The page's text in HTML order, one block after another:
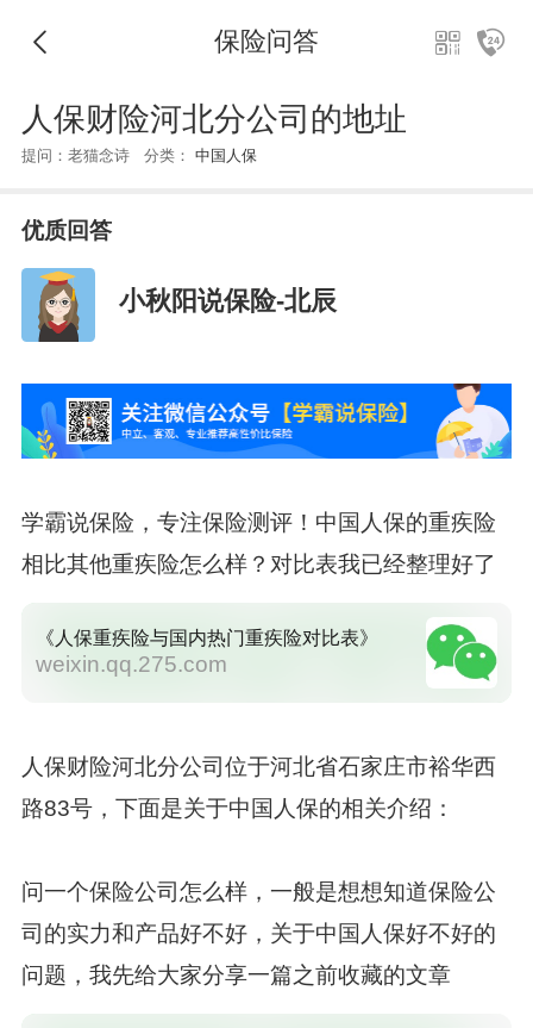
保险问答
人保财险河北分公司的地址
提问：老猫念诗 分类： 中国人保
优质回答
小秋阳说保险-北辰
学霸说保险，专注保险测评！中国人保的重疾险
相比其他重疾险怎么样？对比表我已经整理好了
《人保重疾险与国内热门重疾险对比表》
weixin.qq.275.com
人保财险河北分公司位于河北省石家庄市裕华西
路83号，下面是关于中国人保的相关介绍：
问一个保险公司怎么样，一般是想想知道保险公
司的实力和产品好不好，关于中国人保好不好的
问题，我先给大家分享一篇之前收藏的文章